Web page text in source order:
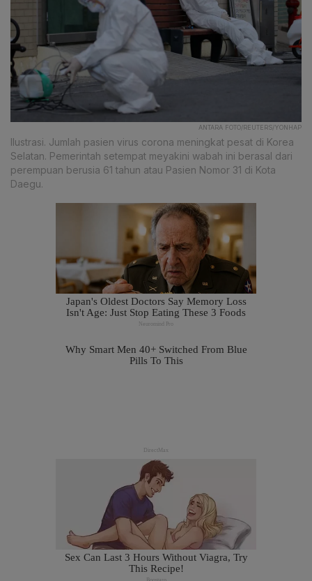
ANTARA FOTO/REUTERS/YONHAP
Ilustrasi. Jumlah pasien virus corona meningkat pesat di Korea
Selatan. Pemerintah setempat meyakini wabah ini berasal dari
perempuan berusia 61 tahun atau Pasien Nomor 31 di Kota
Daegu.